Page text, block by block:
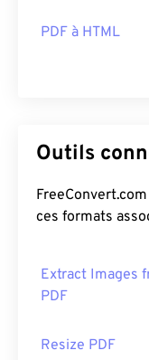
PDF à HTML
Outils
ces formats
Extract Images
PDF
Resize PDF